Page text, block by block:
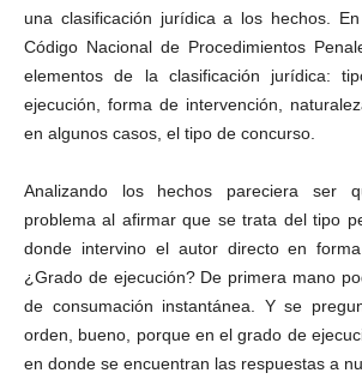
una clasificación jurídica a los hechos.
Código Nacional de Procedimientos
elementos de la clasificación jurídica:
ejecución, forma de intervención,
en algunos casos, el tipo de concurso.
Analizando los hechos pareciera ser
problema al afirmar que se trata del tipo
donde intervino el autor directo en
¿Grado de ejecución? De primera mano
de consumación instantánea. Y se
orden, bueno, porque en el grado de
en donde se encuentran las respuestas a